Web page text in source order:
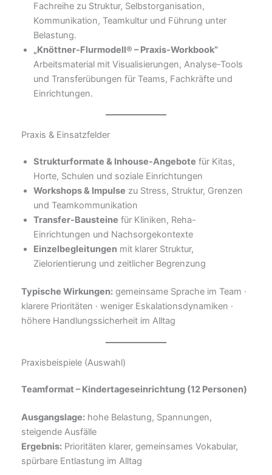
Fachreihe zu Struktur, Selbstorganisation,
Kommunikation, Teamkultur und Führung unter
Belastung.
„Knöttner-Flurmodell® – Praxis-Workbook“
Arbeitsmaterial mit Visualisierungen, Analyse-Tools
und Transferübungen für Teams, Fachkräfte und
Einrichtungen.
Praxis & Einsatzfelder
Strukturformate & Inhouse-Angebote für Kitas,
Horte, Schulen und soziale Einrichtungen
Workshops & Impulse zu Stress, Struktur, Grenzen
und Teamkommunikation
Transfer-Bausteine für Kliniken, Reha-
Einrichtungen und Nachsorgekontexte
Einzelbegleitungenmit klarer Struktur,
Zielorientierung und zeitlicher Begrenzung
Typische Wirkungen:gemeinsame Sprache im Team ·
klarere Prioritäten · weniger Eskalationsdynamiken ·
höhere Handlungssicherheit im Alltag
Praxisbeispiele (Auswahl)
Teamformat – Kindertageseinrichtung (12 Personen)
Ausgangslage:hohe Belastung, Spannungen,
steigende Ausfälle
Ergebnis:Prioritäten klarer, gemeinsames Vokabular,
spürbare Entlastung im Alltag